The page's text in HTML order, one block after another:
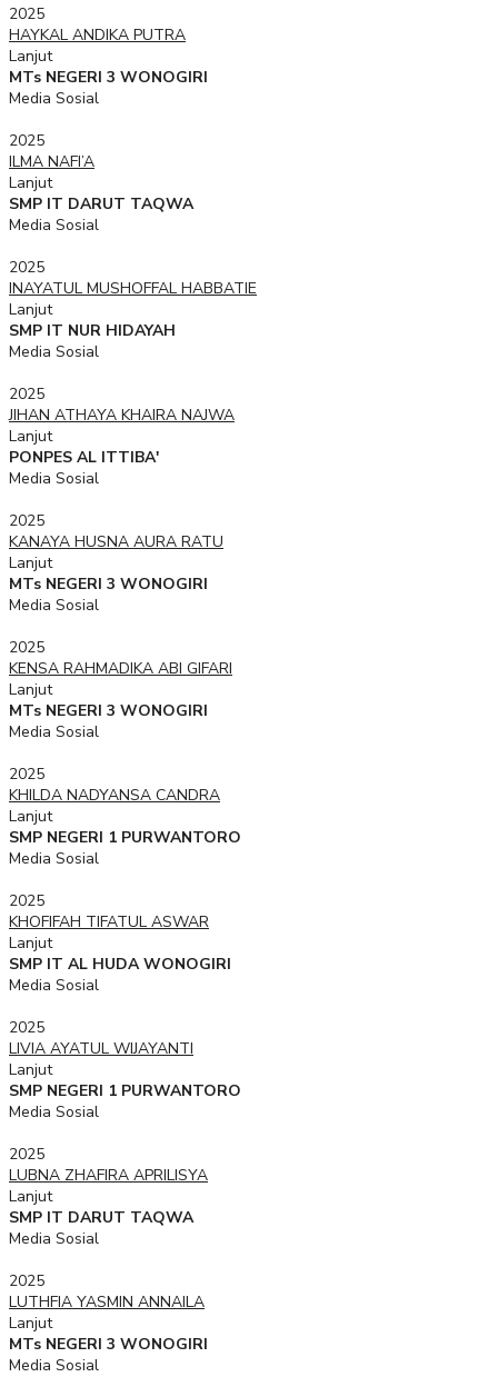
2025
HAYKAL ANDIKA PUTRA
Lanjut
MTs NEGERI 3 WONOGIRI
Media Sosial
2025
ILMA NAFI’A
Lanjut
SMP IT DARUT TAQWA
Media Sosial
2025
INAYATUL MUSHOFFAL HABBATIE
Lanjut
SMP IT NUR HIDAYAH
Media Sosial
2025
JIHAN ATHAYA KHAIRA NAJWA
Lanjut
PONPES AL ITTIBA'
Media Sosial
2025
KANAYA HUSNA AURA RATU
Lanjut
MTs NEGERI 3 WONOGIRI
Media Sosial
2025
KENSA RAHMADIKA ABI GIFARI
Lanjut
MTs NEGERI 3 WONOGIRI
Media Sosial
2025
KHILDA NADYANSA CANDRA
Lanjut
SMP NEGERI 1 PURWANTORO
Media Sosial
2025
KHOFIFAH TIFATUL ASWAR
Lanjut
SMP IT AL HUDA WONOGIRI
Media Sosial
2025
LIVIA AYATUL WIJAYANTI
Lanjut
SMP NEGERI 1 PURWANTORO
Media Sosial
2025
LUBNA ZHAFIRA APRILISYA
Lanjut
SMP IT DARUT TAQWA
Media Sosial
2025
LUTHFIA YASMIN ANNAILA
Lanjut
MTs NEGERI 3 WONOGIRI
Media Sosial